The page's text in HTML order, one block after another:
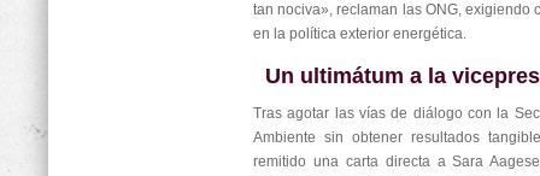
tan nociva», reclaman las ONG, exigiendo
en la política exterior energética.
Un ultimátum a la
Tras agotar las vías de diálogo con la
Ambiente sin obtener resultados
remitido una carta directa a Sara